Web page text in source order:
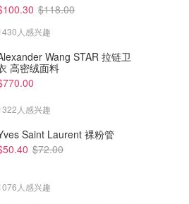
$118.00
人感兴趣
Wang STAR 拉链卫
高密绒面料
人感兴趣
Saint Laurent 裸粉管
$72.00
人感兴趣